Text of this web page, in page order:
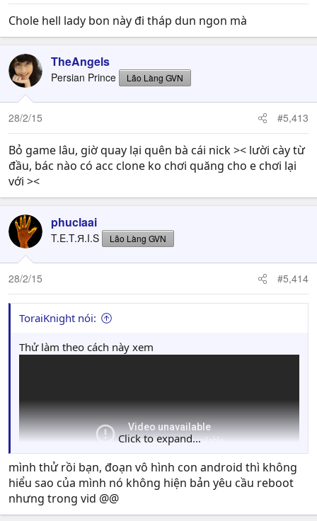
Chole hell lady bon này đi tháp dun ngon mà
TheAngels
Persian Prince Lão Làng GVN
28/2/15 #5,413
Bỏ game lâu, giờ quay lại quên bà cái nick >< lười cày từ
đầu, bác nào có acc clone ko chơi quăng cho e chơi lại
với ><
phuclaai
T.E.T.Я.I.S Lão Làng GVN
28/2/15 #5,414
ToraiKnight nói:
Thử làm theo cách này xem
Click to expand...
mình thử rồi bạn, đoạn vô hình con android thì không
hiểu sao của mình nó không hiện bản yêu cầu reboot
nhưng trong vid @@